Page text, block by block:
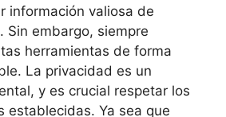
información valiosa de
Sin embargo, siempre
herramientas de forma
La privacidad es un
y es crucial respetar los
establecidas. Ya sea que